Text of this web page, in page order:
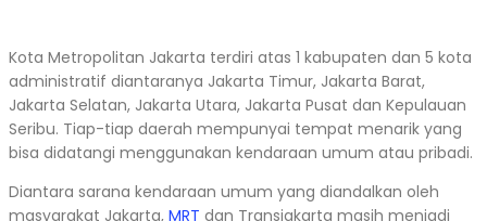
Kota Metropolitan Jakarta terdiri atas 1 kabupaten dan 5 kota
administratif diantaranya Jakarta Timur, Jakarta Barat,
Jakarta Selatan, Jakarta Utara, Jakarta Pusat dan Kepulauan
Seribu. Tiap-tiap daerah mempunyai tempat menarik yang
bisa didatangi menggunakan kendaraan umum atau pribadi.
Diantara sarana kendaraan umum yang diandalkan oleh
masyarakat Jakarta, MRT dan Transjakarta masih menjadi